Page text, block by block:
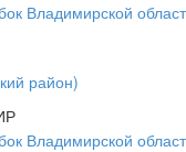
Владимирской
район)
Владимирской